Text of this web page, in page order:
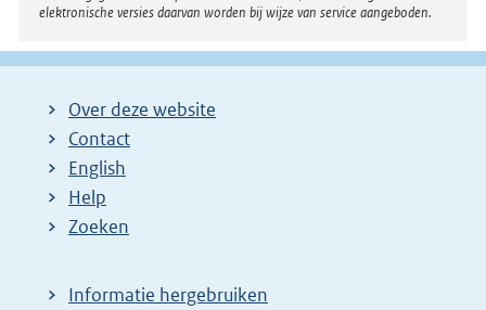
elektronische versies daarvan worden bij wijze van service aangeboden.
Over deze website
Contact
English
Help
Zoeken
Informatie hergebruiken